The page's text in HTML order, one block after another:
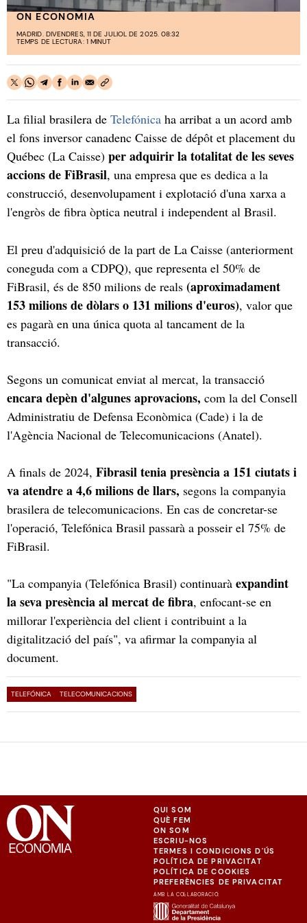
ON ECONOMIA
MADRID. DIVENDRES, 11 DE JULIOL DE 2025. 08:32
TEMPS DE LECTURA: 1 MINUT
La filial brasilera de Telefónica ha arribat a un acord amb
el fons inversor canadenc Caisse de dépôt et placement du
Québec (La Caisse) per adquirir la totalitat de les seves
accions de FiBrasil, una empresa que es dedica a la
construcció, desenvolupament i explotació d'una xarxa a
l'engròs de fibra òptica neutral i independent al Brasil.
El preu d'adquisició de la part de La Caisse (anteriorment
coneguda com a CDPQ), que representa el 50% de
FiBrasil, és de 850 milions de reals (aproximadament
153 milions de dòlars o 131 milions d'euros), valor que
es pagarà en una única quota al tancament de la
transacció.
Segons un comunicat enviat al mercat, la transacció
encara depèn d'algunes aprovacions, com la del Consell
Administratiu de Defensa Econòmica (Cade) i la de
l'Agència Nacional de Telecomunicacions (Anatel).
A finals de 2024, Fibrasil tenia presència a 151 ciutats i
va atendre a 4,6 milions de llars, segons la companyia
brasilera de telecomunicacions. En cas de concretar-se
l'operació, Telefónica Brasil passarà a posseir el 75% de
FiBrasil.
"La companyia (Telefónica Brasil) continuarà expandint
la seva presència al mercat de fibra, enfocant-se en
millorar l'experiència del client i contribuint a la
digitalització del país", va afirmar la companyia al
document.
TELEFÓNICA TELECOMUNICACIONS
QUI SOM
QUÈ FEM
ON SOM
ESCRIU-NOS
TERMES I CONDICIONS D'ÚS
POLÍTICA DE PRIVACITAT
POLÍTICA DE COOKIES
PREFERÈNCIES DE PRIVACITAT
AMB LA COL·LABORACIÓ: